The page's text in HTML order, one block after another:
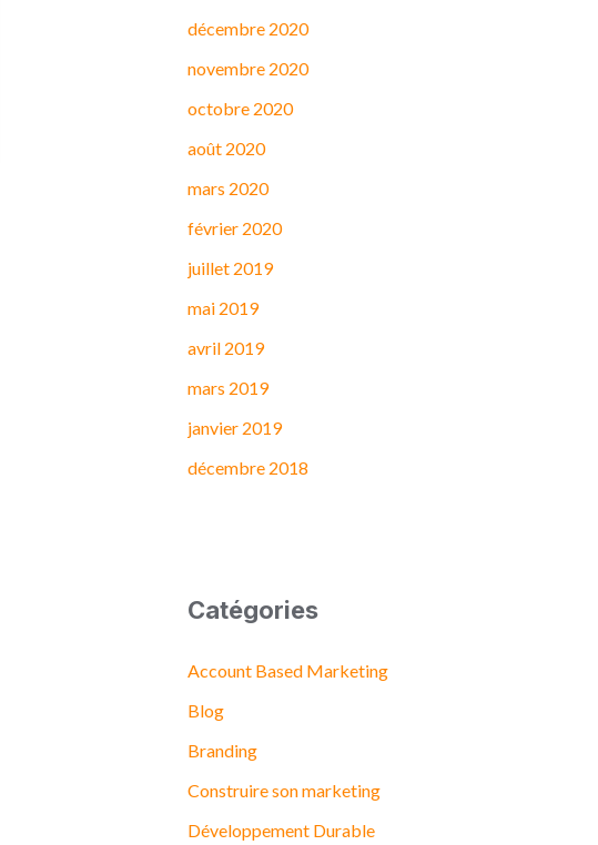
décembre 2020
novembre 2020
octobre 2020
août 2020
mars 2020
février 2020
juillet 2019
mai 2019
avril 2019
mars 2019
janvier 2019
décembre 2018
Catégories
Account Based Marketing
Blog
Branding
Construire son marketing
Développement Durable